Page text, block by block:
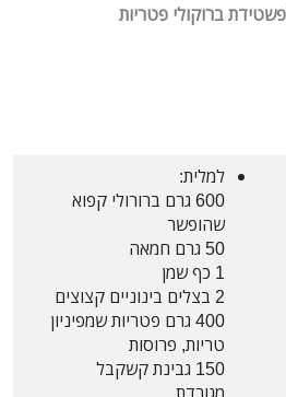
ברוקולי פטריות
למלית:
600 גרם ברורולי קפוא
שהופשר
50 גרם חמאה
1 כף שמן
2 בצלים בינוניים קצוצים
400 גרם פטריות שמפיניון
טריות, פרוסות
150 גבינת קשקבל